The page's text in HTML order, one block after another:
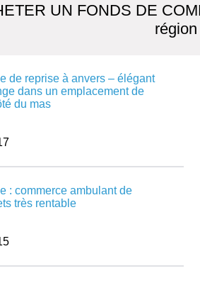
UN FONDS DE
de reprise à anvers – élégant
dans un emplacement de
du mas
: commerce ambulant de
très rentable